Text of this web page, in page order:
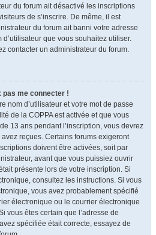
du forum ait désactivé les inscriptions
de s’inscrire. De même, il est
du forum ait banni votre adresse
d’utilisateur que vous souhaitez utiliser.
contacter un administrateur du forum.
pas me connecter !
nom d’utilisateur et votre mot de passe
de la COPPA est activée et que vous
13 ans pendant l’inscription, vous devrez
reçues. Certains forums exigeront
doivent être activées, soit par
avant que vous puissiez ouvrir
présente lors de votre inscription. Si
consultez les instructions. Si vous
vous avez probablement spécifié
électronique ou le courrier électronique
vous êtes certain que l’adresse de
spécifiée était correcte, essayez de